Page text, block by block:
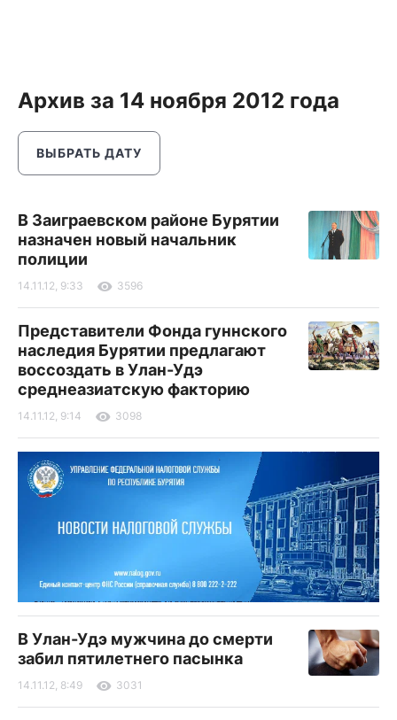
Архив за 14 ноября 2012 года
ВЫБРАТЬ ДАТУ
В Заиграевском районе Бурятии
назначен новый начальник
полиции
14.11.12, 9:33 3596
Представители Фонда гуннского
наследия Бурятии предлагают
воссоздать в Улан-Удэ
среднеазиатскую факторию
14.11.12, 9:14 3098
В Улан-Удэ мужчина до смерти
забил пятилетнего пасынка
14.11.12, 8:49 3031